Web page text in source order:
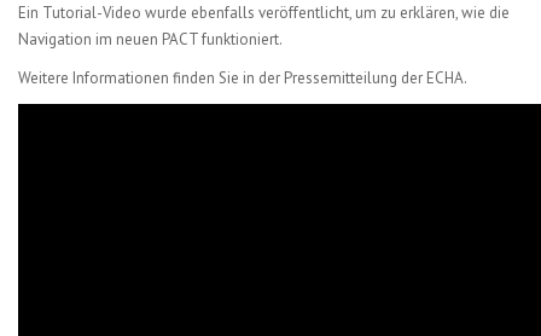
Ein Tutorial-Video wurde ebenfalls veröffentlicht, um zu erklären, wie die
Navigation im neuen PACT funktioniert.
Weitere Informationen finden Sie in der Pressemitteilung der ECHA.